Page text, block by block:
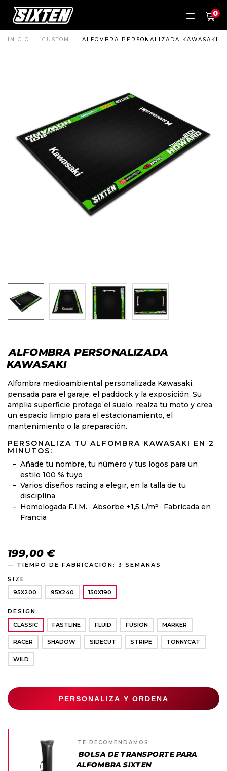
0
INICIO | CUSTOM | ALFOMBRA PERSONALIZADA KAWASAKI
ALFOMBRA PERSONALIZADA
KAWASAKI
Alfombra medioambiental personalizada Kawasaki,
pensada para el garaje, el paddock y la exposición. Su
amplia superficie protege el suelo, realza tu moto y crea
un espacio limpio para el estacionamiento, el
mantenimiento o la preparación.
PERSONALIZA TU ALFOMBRA KAWASAKI EN 2
MINUTOS:
Añade tu nombre, tu número y tus logos para un
estilo 100 % tuyo
Varios diseños racing a elegir, en la talla de tu
disciplina
Homologada F.I.M. · Absorbe +1,5 L/m² · Fabricada en
Francia
199,00 €
— TIEMPO DE FABRICACIÓN: 3 SEMANAS
SIZE
95X200
95X240 150X190
DESIGN
CLASSIC
FASTLINE FLUID FUSION MARKER
RACER SHADOW SIDECUT STRIPE TONNYCAT
WILD
PERSONALIZA Y ORDENA
TE RECOMENDAMOS
BOLSA DE TRANSPORTE PARA
ALFOMBRA SIXTEN